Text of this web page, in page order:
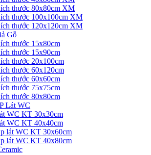
thước 80x80cm XM
thước 100x100cm XM
thước 120x120cm XM
Gỗ
thước 15x80cm
thước 15x90cm
thước 20x100cm
thước 60x120cm
thước 60x60cm
thước 75x75cm
thước 80x80cm
Lát WC
WC KT 30x30cm
WC KT 40x40cm
lát WC KT 30x60cm
lát WC KT 40x80cm